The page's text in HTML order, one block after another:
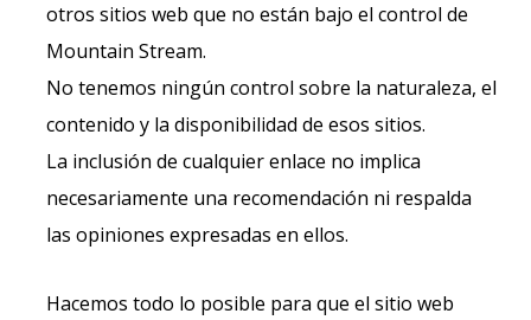
otros sitios web que no están bajo el control de
Mountain Stream.
No tenemos ningún control sobre la naturaleza, el
contenido y la disponibilidad de esos sitios.
La inclusión de cualquier enlace no implica
necesariamente una recomendación ni respalda
las opiniones expresadas en ellos.
Hacemos todo lo posible para que el sitio web